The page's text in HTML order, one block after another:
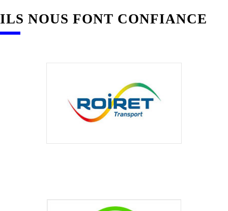
ILS NOUS FONT CONFIANCE